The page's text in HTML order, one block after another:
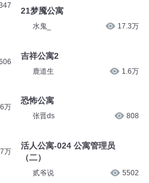
万
万
21梦魇公寓
水鬼_ 17.3万
吉祥公寓2
鹿道生 1.6万
恐怖公寓
张晋ds 808
活人公寓-024 公寓管理员
（二）
贰爷说 5502